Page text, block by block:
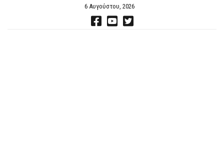
6 Αυγούστου, 2026